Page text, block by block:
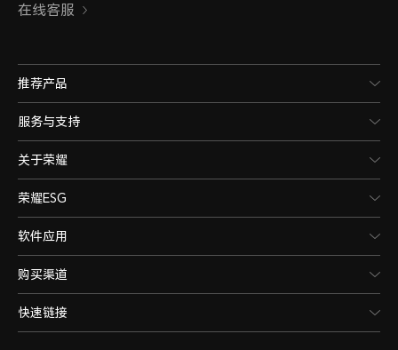
在线客服
推荐产品
服务与支持
关于荣耀
荣耀ESG
软件应用
购买渠道
快速链接